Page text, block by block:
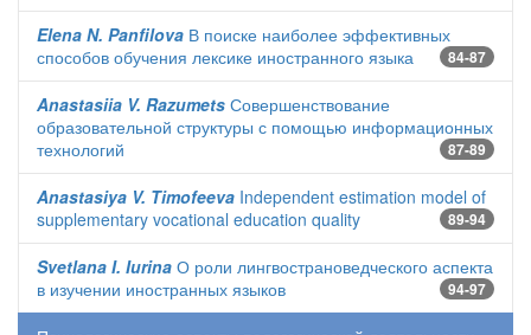
Elena N. Panfilova В поиске наиболее эффективных
способов обучения лексике иностранного языка
84-87
Anastasiia V. Razumets Совершенствование
образовательной структуры с помощью информационных
технологий
87-89
Anastasiya V. Timofeeva Independent estimation model of
supplementary vocational education quality
89-94
Svetlana I. Iurina О роли лингвострановедческого аспекта
в изучении иностранных языков
94-97